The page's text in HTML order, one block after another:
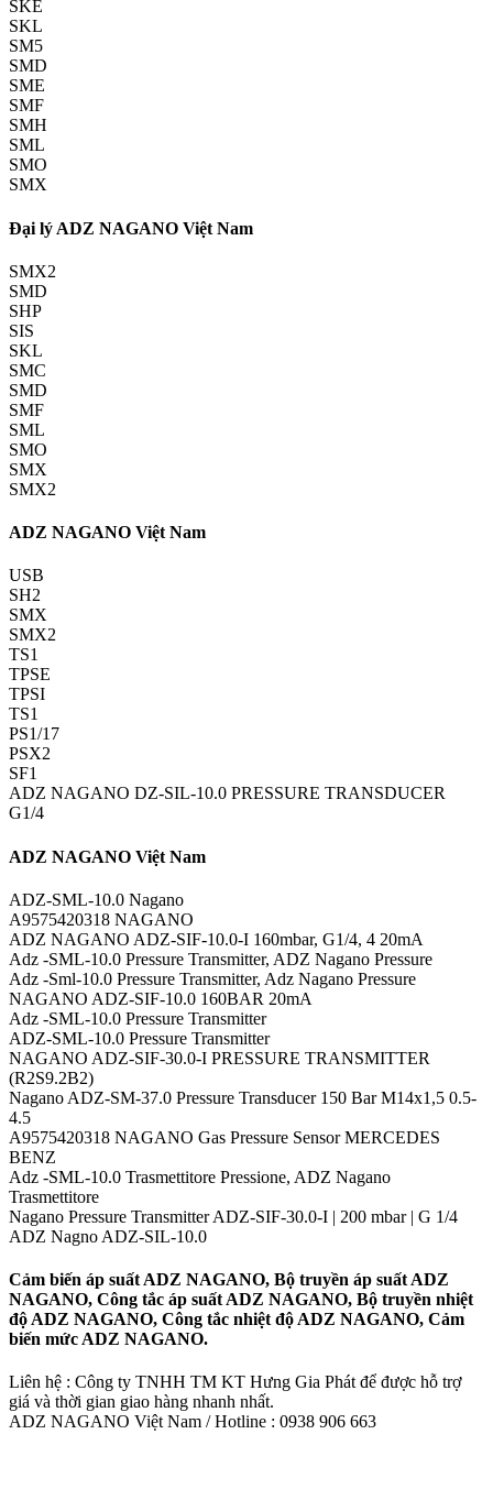
SKE
SKL
SM5
SMD
SME
SMF
SMH
SML
SMO
SMX
Đại lý ADZ NAGANO Việt Nam
SMX2
SMD
SHP
SIS
SKL
SMC
SMD
SMF
SML
SMO
SMX
SMX2
ADZ NAGANO Việt Nam
USB
SH2
SMX
SMX2
TS1
TPSE
TPSI
TS1
PS1/17
PSX2
SF1
ADZ NAGANO DZ-SIL-10.0 PRESSURE TRANSDUCER
G1/4
ADZ NAGANO Việt Nam
ADZ-SML-10.0 Nagano
A9575420318 NAGANO
ADZ NAGANO ADZ-SIF-10.0-I 160mbar, G1/4, 4 20mA
Adz -SML-10.0 Pressure Transmitter, ADZ Nagano Pressure
Adz -Sml-10.0 Pressure Transmitter, Adz Nagano Pressure
NAGANO ADZ-SIF-10.0 160BAR 20mA
Adz -SML-10.0 Pressure Transmitter
ADZ-SML-10.0 Pressure Transmitter
NAGANO ADZ-SIF-30.0-I PRESSURE TRANSMITTER
(R2S9.2B2)
Nagano ADZ-SM-37.0 Pressure Transducer 150 Bar M14x1,5 0.5-
4.5
A9575420318 NAGANO Gas Pressure Sensor MERCEDES
BENZ
Adz -SML-10.0 Trasmettitore Pressione, ADZ Nagano
Trasmettitore
Nagano Pressure Transmitter ADZ-SIF-30.0-I | 200 mbar | G 1/4
ADZ Nagno ADZ-SIL-10.0
Cảm biến áp suất ADZ NAGANO, Bộ truyền áp suất ADZ
NAGANO, Công tắc áp suất ADZ NAGANO, Bộ truyền nhiệt
độ ADZ NAGANO, Công tắc nhiệt độ ADZ NAGANO, Cảm
biến mức ADZ NAGANO.
Liên hệ : Công ty TNHH TM KT Hưng Gia Phát để được hỗ trợ
giá và thời gian giao hàng nhanh nhất.
ADZ NAGANO Việt Nam / Hotline : 0938 906 663